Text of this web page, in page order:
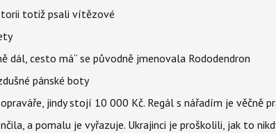
totiž psali vítězové
dál, cesto má“ se původně jmenovala Rododendron
pánské boty
jindy stojí 10 000 Kč. Regál s nářadím je věčně
a pomalu je vyřazuje. Ukrajinci je proškolili, jak to